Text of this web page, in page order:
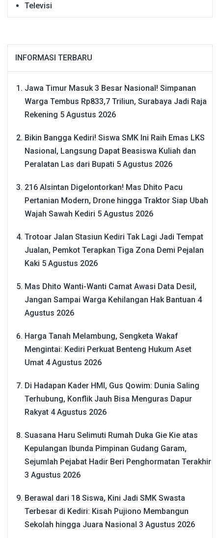
Televisi
INFORMASI TERBARU
Jawa Timur Masuk 3 Besar Nasional! Simpanan
Warga Tembus Rp833,7 Triliun, Surabaya Jadi Raja
Rekening 5 Agustus 2026
Bikin Bangga Kediri! Siswa SMK Ini Raih Emas LKS
Nasional, Langsung Dapat Beasiswa Kuliah dan
Peralatan Las dari Bupati 5 Agustus 2026
216 Alsintan Digelontorkan! Mas Dhito Pacu
Pertanian Modern, Drone hingga Traktor Siap Ubah
Wajah Sawah Kediri 5 Agustus 2026
Trotoar Jalan Stasiun Kediri Tak Lagi Jadi Tempat
Jualan, Pemkot Terapkan Tiga Zona Demi Pejalan
Kaki 5 Agustus 2026
Mas Dhito Wanti-Wanti Camat Awasi Data Desil,
Jangan Sampai Warga Kehilangan Hak Bantuan 4
Agustus 2026
Harga Tanah Melambung, Sengketa Wakaf
Mengintai: Kediri Perkuat Benteng Hukum Aset
Umat 4 Agustus 2026
Di Hadapan Kader HMI, Gus Qowim: Dunia Saling
Terhubung, Konflik Jauh Bisa Menguras Dapur
Rakyat 4 Agustus 2026
Suasana Haru Selimuti Rumah Duka Gie Kie atas
Kepulangan Ibunda Pimpinan Gudang Garam,
Sejumlah Pejabat Hadir Beri Penghormatan Terakhir
3 Agustus 2026
Berawal dari 18 Siswa, Kini Jadi SMK Swasta
Terbesar di Kediri: Kisah Pujiono Membangun
Sekolah hingga Juara Nasional 3 Agustus 2026